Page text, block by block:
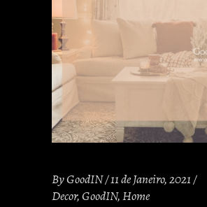
ByGoodIN 11 de Janeiro, 2021
Decor,GoodIN,Home